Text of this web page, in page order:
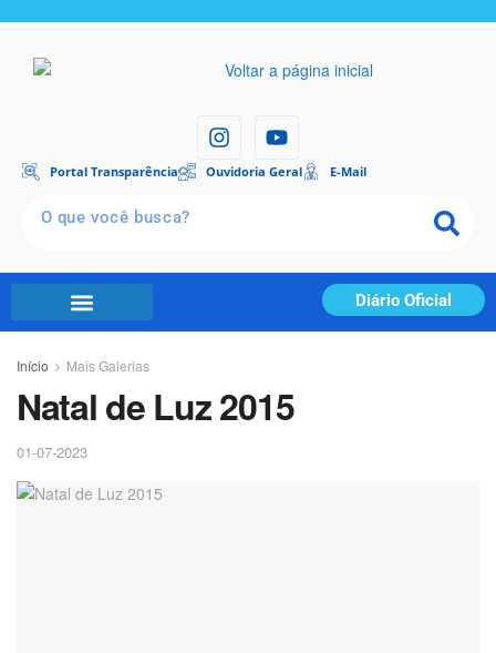
Portal Transparência Ouvidoria Geral E-Mail
Diário Oficial
Início Mais Galerias
Natal de Luz 2015
01-07-2023